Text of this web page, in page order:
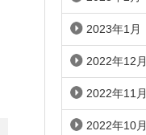
2023年1月
2022年12月
2022年11月
2022年10月